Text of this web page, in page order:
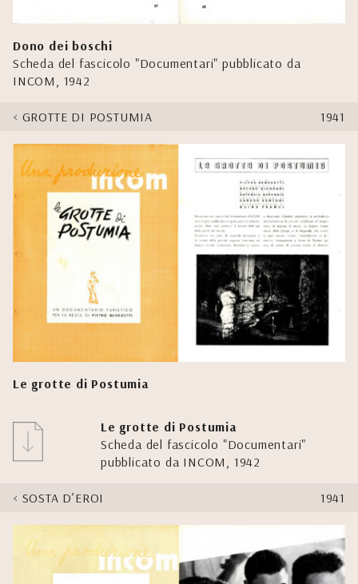
Dono dei boschi
Scheda del fascicolo "Documentari" pubblicato da
INCOM, 1942
GROTTE DI POSTUMIA 1941
Le grotte di Postumia
Le grotte di Postumia
Scheda del fascicolo "Documentari"
pubblicato da INCOM, 1942
SOSTA D’EROI 1941